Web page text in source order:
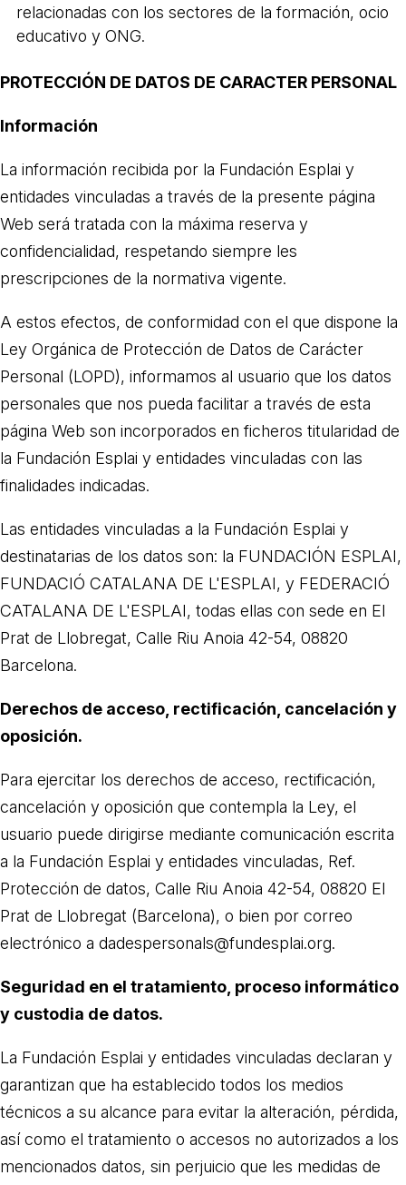
relacionadas con los sectores de la formación, ocio
educativo y ONG.
PROTECCIÓN DE DATOS DE CARACTER PERSONAL
Información
La información recibida por la Fundación Esplai y
entidades vinculadas a través de la presente página
Web será tratada con la máxima reserva y
confidencialidad, respetando siempre les
prescripciones de la normativa vigente.
A estos efectos, de conformidad con el que dispone la
Ley Orgánica de Protección de Datos de Carácter
Personal (LOPD), informamos al usuario que los datos
personales que nos pueda facilitar a través de esta
página Web son incorporados en ficheros titularidad de
la Fundación Esplai y entidades vinculadas con las
finalidades indicadas.
Las entidades vinculadas a la Fundación Esplai y
destinatarias de los datos son: la FUNDACIÓN ESPLAI,
FUNDACIÓ CATALANA DE L'ESPLAI, y FEDERACIÓ
CATALANA DE L'ESPLAI, todas ellas con sede en El
Prat de Llobregat, Calle Riu Anoia 42-54, 08820
Barcelona.
Derechos de acceso, rectificación, cancelación y
oposición.
Para ejercitar los derechos de acceso, rectificación,
cancelación y oposición que contempla la Ley, el
usuario puede dirigirse mediante comunicación escrita
a la Fundación Esplai y entidades vinculadas, Ref.
Protección de datos, Calle Riu Anoia 42-54, 08820 El
Prat de Llobregat (Barcelona), o bien por correo
electrónico a dadespersonals@fundesplai.org.
Seguridad en el tratamiento, proceso informático
y custodia de datos.
La Fundación Esplai y entidades vinculadas declaran y
garantizan que ha establecido todos los medios
técnicos a su alcance para evitar la alteración, pérdida,
así como el tratamiento o accesos no autorizados a los
mencionados datos, sin perjuicio que les medidas de
Missió i valors
Els comptes clars
Memòria d'activitats
Proposta educativa
ACTUALITAT
Butlletins
Diari de la Fundació
Fundesplai als mitjans
Xarxes socials
COL·LABORA
Fes voluntariat